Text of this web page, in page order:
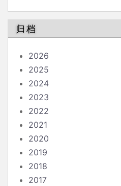
归档
2026
2025
2024
2023
2022
2021
2020
2019
2018
2017